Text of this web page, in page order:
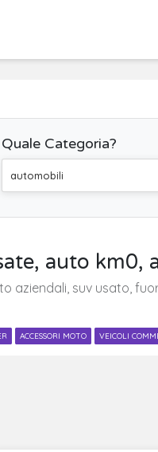
Quale Categoria?
automobili
auto km0,
aziendali, suv usato,
ACCESSORI MOTO VEICOLI